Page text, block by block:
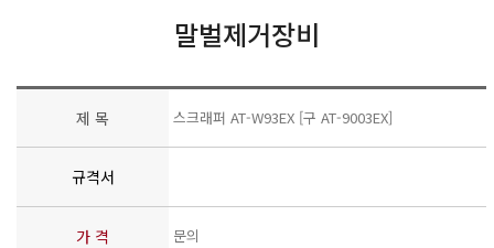
말벌제거장비
제 목 스크래퍼 AT-W93EX [구 AT-9003EX]
규격서
가 격 문의